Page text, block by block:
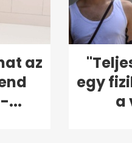
az
...
egy
a